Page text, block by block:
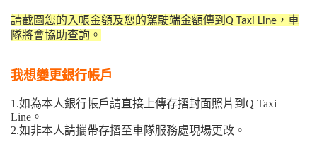
請截圖您的入帳金額及您的駕駛端金額傳到 Q Taxi Line ，車
隊將會協助查詢。
我想變更銀行帳戶
1.如為本人銀行帳戶請直接上傳存摺封面照片到Q Taxi
Line。
2.如非本人請攜帶存摺至車隊服務處現場更改。